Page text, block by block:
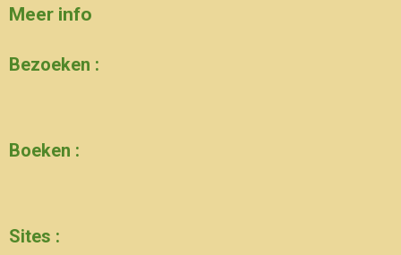
Meer info
Bezoeken :
Boeken :
Sites :